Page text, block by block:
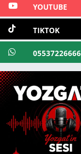
YOUTUBE
TIKTOK
05537226666